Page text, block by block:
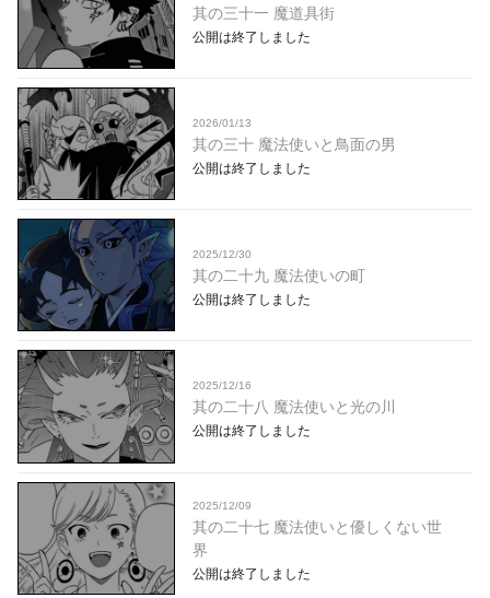
其の三十一 魔道具街
公開は終了しました
2026/01/13
其の三十 魔法使いと鳥面の男
公開は終了しました
2025/12/30
其の二十九 魔法使いの町
公開は終了しました
2025/12/16
其の二十八 魔法使いと光の川
公開は終了しました
2025/12/09
其の二十七 魔法使いと優しくない世
界
公開は終了しました